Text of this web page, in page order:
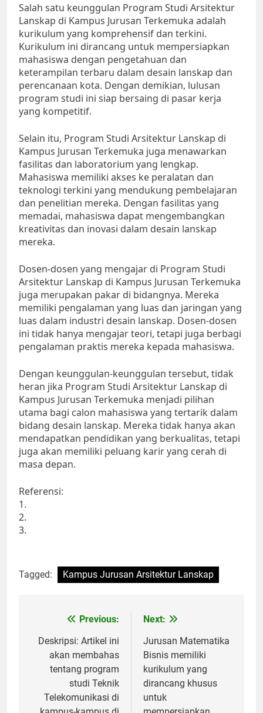
Salah satu keunggulan Program Studi Arsitektur
Lanskap di Kampus Jurusan Terkemuka adalah
kurikulum yang komprehensif dan terkini.
Kurikulum ini dirancang untuk mempersiapkan
mahasiswa dengan pengetahuan dan
keterampilan terbaru dalam desain lanskap dan
perencanaan kota. Dengan demikian, lulusan
program studi ini siap bersaing di pasar kerja
yang kompetitif.
Selain itu, Program Studi Arsitektur Lanskap di
Kampus Jurusan Terkemuka juga menawarkan
fasilitas dan laboratorium yang lengkap.
Mahasiswa memiliki akses ke peralatan dan
teknologi terkini yang mendukung pembelajaran
dan penelitian mereka. Dengan fasilitas yang
memadai, mahasiswa dapat mengembangkan
kreativitas dan inovasi dalam desain lanskap
mereka.
Dosen-dosen yang mengajar di Program Studi
Arsitektur Lanskap di Kampus Jurusan Terkemuka
juga merupakan pakar di bidangnya. Mereka
memiliki pengalaman yang luas dan jaringan yang
luas dalam industri desain lanskap. Dosen-dosen
ini tidak hanya mengajar teori, tetapi juga berbagi
pengalaman praktis mereka kepada mahasiswa.
Dengan keunggulan-keunggulan tersebut, tidak
heran jika Program Studi Arsitektur Lanskap di
Kampus Jurusan Terkemuka menjadi pilihan
utama bagi calon mahasiswa yang tertarik dalam
bidang desain lanskap. Mereka tidak hanya akan
mendapatkan pendidikan yang berkualitas, tetapi
juga akan memiliki peluang karir yang cerah di
masa depan.
Referensi:
1.
2.
3.
Tagged: Kampus Jurusan Arsitektur Lanskap
navigation
Previous:
Deskripsi: Artikel ini
akan membahas
tentang program
studi Teknik
Telekomunikasi di
Next:
Jurusan Matematika
Bisnis memiliki
kurikulum yang
dirancang khusus
untuk